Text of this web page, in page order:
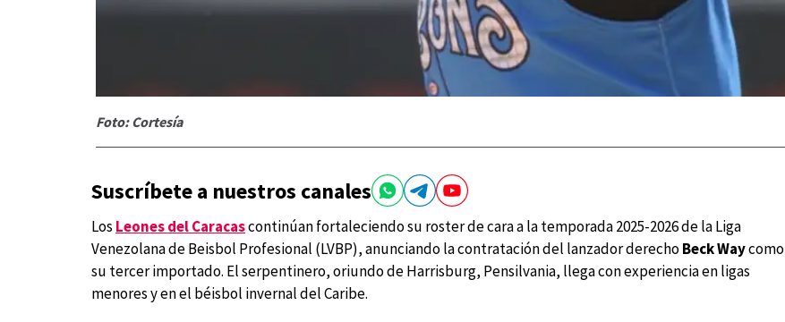
Foto: Cortesía
Suscríbete a nuestros canales
Los Leones del Caracascontinúan fortaleciendo su roster de cara a la temporada 2025-2026 de la Liga
Venezolana de Beisbol Profesional (LVBP), anunciando la contratación del lanzador derechoBeck Waycomo
su tercer importado. El serpentinero, oriundo de Harrisburg, Pensilvania, llega con experiencia en ligas
menores y en el béisbol invernal del Caribe.